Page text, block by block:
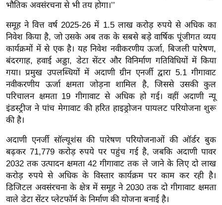
न्यू
ज
ब्री
फ
म
नो
रं
ज
न
ग
त
बॉ
ली
वु
भौतिक अवसंरचना से भी तय होगा।’’
समूह ने वित्त वर्ष 2025-26 में 1.5 लाख करोड़ रुपये से अधिक का
निवेश किया है, जो उसके अब तक के सबसे बड़े वार्षिक पूंजीगत व्यय
कार्यक्रमों में से एक है। यह निवेश नवीकरणीय ऊर्जा, बिजली पारेषण,
बंदरगाह, हवाई अड्डा, डेटा सेंटर और विनिर्माण गतिविधियों में किया
गया। प्रमुख उपलब्धियों में अदाणी ग्रीन एनर्जी द्वारा 5.1 गीगावाट
नवीकरणीय ऊर्जा क्षमता जोड़ना शामिल है, जिससे उसकी कुल
परिचालन क्षमता 19 गीगावाट से अधिक हो गई। वहीं अदाणी न्यू
इंडस्ट्रीज ने पांच मेगावाट की हरित हाइड्रोजन पायलट परियोजना शुरू
की है।
अदाणी एनर्जी सॉल्यूशंस की पारेषण परियोजनाओं की ऑर्डर बुक
बढ़कर 71,779 करोड़ रुपये पर पहुंच गई है, जबकि अदाणी पावर
2032 तक उत्पादन क्षमता 42 गीगावाट तक ले जाने के लिए दो लाख
करोड़ रुपये से अधिक के विस्तार कार्यक्रम पर काम कर रही है।
डिजिटल अवसंरचना के क्षेत्र में समूह ने 2030 तक दो गीगावाट क्षमता
वाले डेटा सेंटर प्लेटफॉर्म के निर्माण की योजना बनाई है।